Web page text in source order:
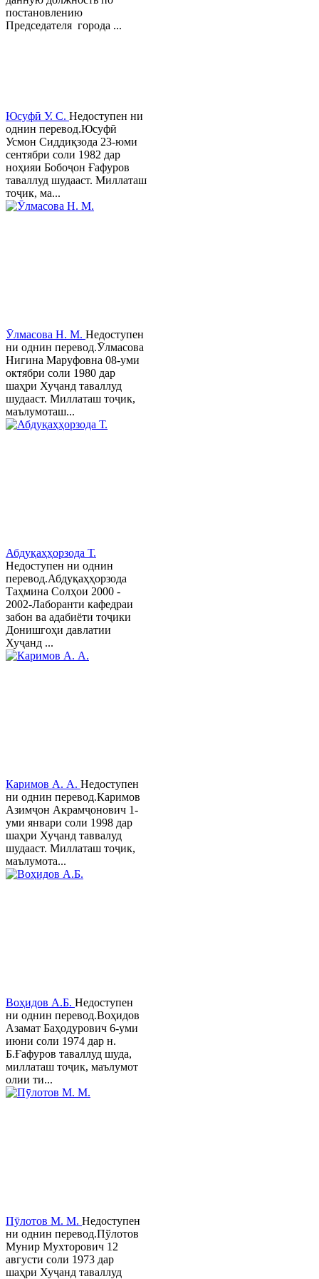
постановлению
Председателя города ...
Юсуфӣ У. C. Недоступен ни
однин перевод.Юсуфӣ
Усмон Сиддиқзода 23-юми
сентябри соли 1982 дар
ноҳияи Бобоҷон Ғафуров
таваллуд шудааст. Миллаташ
тоҷик, ма...
Ӯлмасова Н. М. Недоступен
ни однин перевод.Ӯлмасова
Нигина Маруфовна 08-уми
октябри соли 1980 дар
шаҳри Хуҷанд таваллуд
шудааст. Миллаташ тоҷик,
маълумоташ...
Абдуқаҳҳорзода Т.
Недоступен ни однин
перевод.Абдуқаҳҳорзода
Таҳмина Солҳои 2000 -
2002-Лаборанти кафедраи
забон ва адабиёти тоҷики
Донишгоҳи давлатии
Хуҷанд ...
Каримов А. А. Недоступен
ни однин перевод.Каримов
Азимҷон Акрамҷонович 1-
уми январи соли 1998 дар
шаҳри Хуҷанд таввалуд
шудааст. Миллаташ тоҷик,
маълумота...
Воҳидов А.Б. Недоступен
ни однин перевод.Воҳидов
Азамат Баҳодурович 6-уми
июни соли 1974 дар н.
Б.Ғафуров таваллуд шуда,
миллаташ тоҷик, маълумот
олии ти...
Пӯлотов М. М. Недоступен
ни однин перевод.Пўлотов
Мунир Мухторович 12
августи соли 1973 дар
шаҳри Хуҷанд таваллуд